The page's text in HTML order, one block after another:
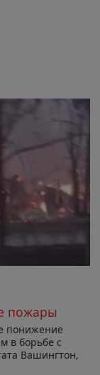
пожары
понижение
в борьбе с
Вашингтон,